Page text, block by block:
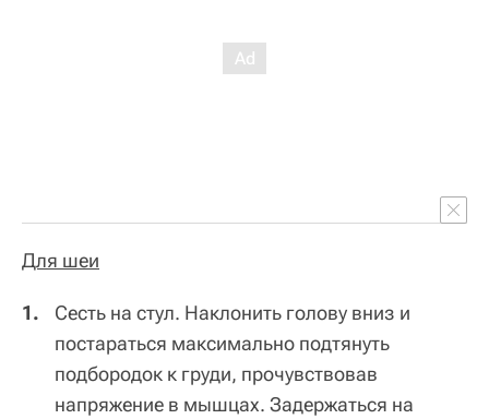
Для шеи
Сесть на стул. Наклонить голову вниз и
постараться максимально подтянуть
подбородок к груди, прочувствовав
напряжение в мышцах. Задержаться на